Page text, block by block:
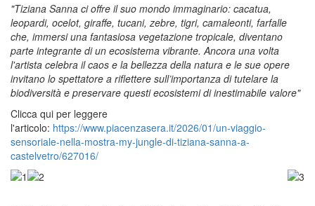
"Tiziana Sanna ci offre il suo mondo immaginario: cacatua,
leopardi, ocelot, giraffe, tucani, zebre, tigri, camaleonti, farfalle
che, immersi una fantasiosa vegetazione tropicale, diventano
parte integrante di un ecosistema vibrante. Ancora una volta
l'artista celebra il caos e la bellezza della natura e le sue opere
invitano lo spettatore a riflettere sull’importanza di tutelare la
biodiversità e preservare questi ecosistemi di inestimabile valore"
Clicca qui per leggere
l'articolo: https://www.piacenzasera.it/2026/01/un-viaggio-
sensoriale-nella-mostra-my-jungle-di-tiziana-sanna-a-
castelvetro/627016/